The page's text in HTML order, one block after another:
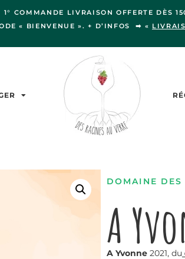
1° COMMANDE LIVRAISON OFFERTE DÈS
« BIENVENUE ». + D’INFOS ➡ «
DOMAINE DES
A
A Yvonne 2021, du